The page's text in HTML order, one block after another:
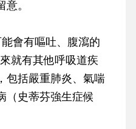
。
會有嘔吐、腹瀉的
就有其他呼吸道疾
包括嚴重肺炎、氣喘
（史蒂芬強生症候